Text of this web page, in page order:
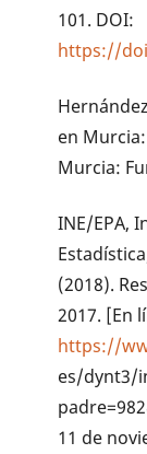
101. DOI:
https://
en
Murcia:
INE/EPA,
(2018).
2017. [En
https://
es/dynt3/
11 de